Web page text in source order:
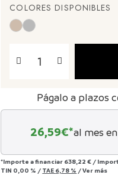
COLORES DISPONIBLES
Págalo a plazos
26,59€*al mes en
*Importe a financiar 638,22 € /
TIN 0,00 % / TAE 6,78 % /Ver más